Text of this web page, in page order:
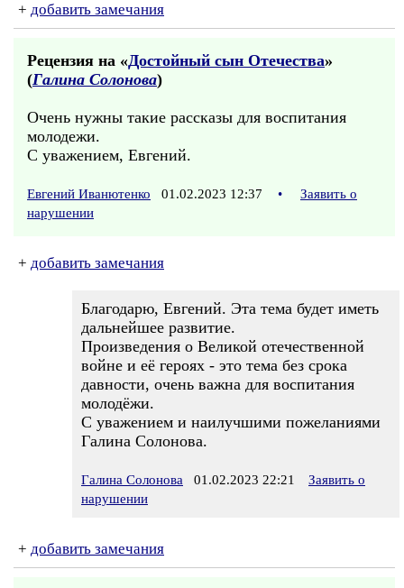
+ добавить замечания
Рецензия на «Достойный сын Отечества»
(Галина Солонова)
Очень нужны такие рассказы для воспитания
молодежи.
С уважением, Евгений.
Евгений Иванютенко 01.02.2023 12:37 •
Заявить о
нарушении
+ добавить замечания
Благодарю, Евгений. Эта тема будет иметь
дальнейшее развитие.
Произведения о Великой отечественной
войне и её героях - это тема без срока
давности, очень важна для воспитания
молодёжи.
С уважением и наилучшими пожеланиями
Галина Солонова.
Галина Солонова 01.02.2023 22:21
Заявить о
нарушении
+ добавить замечания